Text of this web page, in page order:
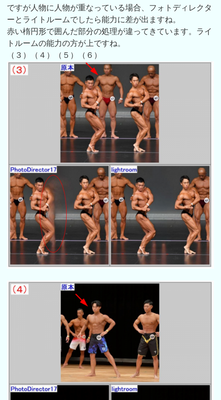
ですが人物に人物が重なっている場合、フォトディレクタ
ーとライトルームでしたら能力に差が出ますね。
赤い楕円形で囲んだ部分の処理が違ってきています。ライ
トルームの能力の方が上ですね。
（３）（４）（５）（６）